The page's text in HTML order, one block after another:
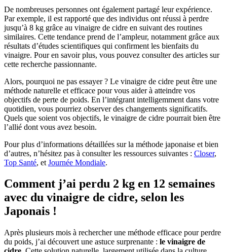
De nombreuses personnes ont également partagé leur expérience.
Par exemple, il est rapporté que des individus ont réussi à perdre
jusqu’à 8 kg grâce au vinaigre de cidre en suivant des routines
similaires. Cette tendance prend de l’ampleur, notamment grâce aux
résultats d’études scientifiques qui confirment les bienfaits du
vinaigre. Pour en savoir plus, vous pouvez consulter des articles sur
cette recherche passionnante.
Alors, pourquoi ne pas essayer ? Le vinaigre de cidre peut être une
méthode naturelle et efficace pour vous aider à atteindre vos
objectifs de perte de poids. En l’intégrant intelligemment dans votre
quotidien, vous pourriez observer des changements significatifs.
Quels que soient vos objectifs, le vinaigre de cidre pourrait bien être
l’allié dont vous avez besoin.
Pour plus d’informations détaillées sur la méthode japonaise et bien
d’autres, n’hésitez pas à consulter les ressources suivantes : Closer,
Top Santé, et Journée Mondiale.
Comment j’ai perdu 2 kg en 12 semaines
avec du vinaigre de cidre, selon les
Japonais !
Après plusieurs mois à rechercher une méthode efficace pour perdre
du poids, j’ai découvert une astuce surprenante : le vinaigre de